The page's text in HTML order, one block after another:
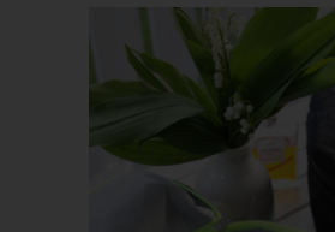
Mittels eines Cookies können die
auf unserer Internetseite im Sinne des
werden. Cookies ermöglichen uns, wie
Benutzer unserer Internetseite
Wiedererkennung ist es, den Nutzern
Internetseite zu erleichtern. Der
Cookies verwendet, muss beispielsweise
Besuch der Internetseite erneut seine